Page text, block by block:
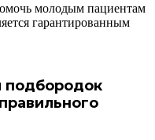
молодым пациентам
гарантированным
подбородок